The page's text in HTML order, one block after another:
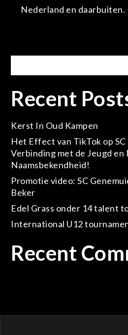
Nederland en daarbuiten.
Recent
Kerst In Oud Kampen
Het Effect van TikTok op
Verbinding met de Jeugd en
Naamsbekendheid!
Promotie video: SC
Beker
Edel Grass onder 14 talent
International U12
Recent